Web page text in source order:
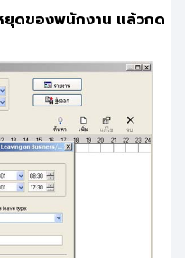
ยุดของพนักงาน แล้วกด